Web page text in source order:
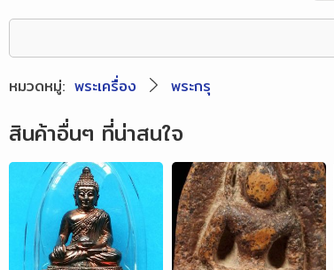
หมวดหมู่: พระเครื่อง พระกรุ
สินค้าอื่นๆ ที่น่าสนใจ